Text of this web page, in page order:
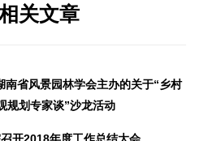
关文章
南省风景园林学会主办的关于“乡村
规划专家谈”沙龙活动